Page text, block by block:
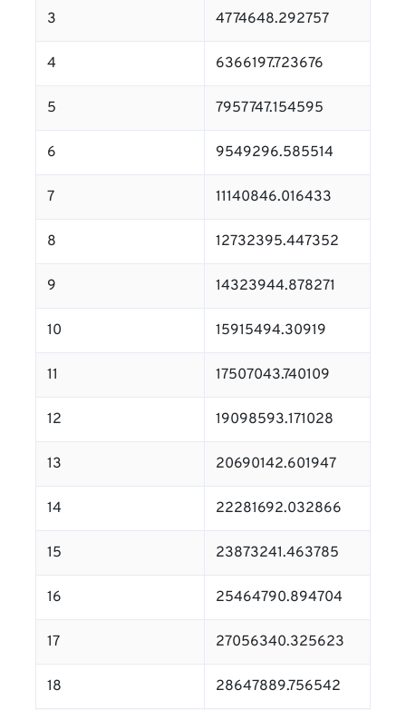
3 4774648.292757
4 6366197.723676
5 7957747.154595
6 9549296.585514
7 11140846.016433
8 12732395.447352
9 14323944.878271
10 15915494.30919
11 17507043.740109
12 19098593.171028
13 20690142.601947
14 22281692.032866
15 23873241.463785
16 25464790.894704
17 27056340.325623
18 28647889.756542